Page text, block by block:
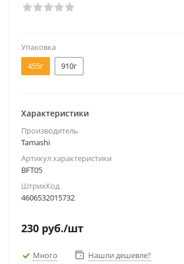
Упаковка
455г
910г
Характеристики
Производитель
Tamashi
Артикул характеристики
BFT05
ШтрихКод
4606532015732
230 руб./шт
Много Нашли дешевле?